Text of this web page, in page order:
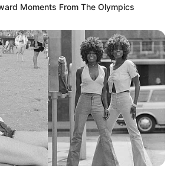
és nem köteles betartani
szerinti 18-as korhatári
ellenére, hogy a törvényt 2021-
helyzetek kezelésére
Moments From The Olympics